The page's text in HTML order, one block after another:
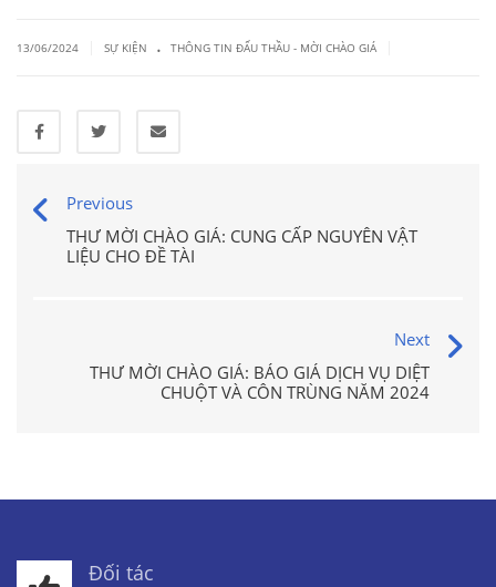
13/06/2024 SỰ KIỆN . THÔNG TIN ĐẤU THẦU - MỜI CHÀO GIÁ
Previous
THƯ MỜI CHÀO GIÁ: CUNG CẤP NGUYÊN VẬT
LIỆU CHO ĐỀ TÀI
Next
THƯ MỜI CHÀO GIÁ: BÁO GIÁ DỊCH VỤ DIỆT
CHUỘT VÀ CÔN TRÙNG NĂM 2024
Đối tác